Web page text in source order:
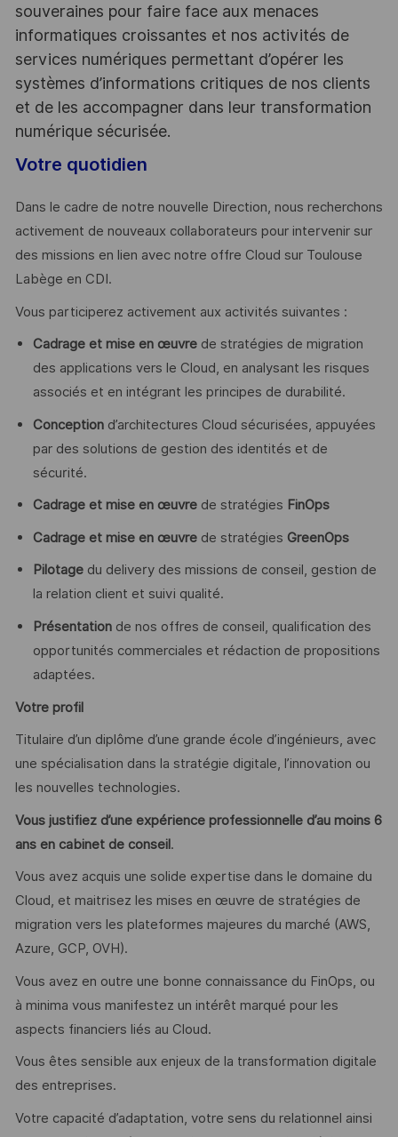
souveraines pour faire face aux menaces
informatiques croissantes et nos activités de
services numériques permettant d’opérer les
systèmes d’informations critiques de nos clients
et de les accompagner dans leur transformation
numérique sécurisée.
Votre quotidien
Dans le cadre de notre nouvelle Direction, nous recherchons
activement de nouveaux collaborateurs pour intervenir sur
des missions en lien avec notre offre Cloud sur Toulouse
Labège en CDI.
Vous participerez activement aux activités suivantes :
Cadrage et mise en œuvre de stratégies de migration
des applications vers le Cloud, en analysant les risques
associés et en intégrant les principes de durabilité.
Conception d’architectures Cloud sécurisées, appuyées
par des solutions de gestion des identités et de
sécurité.
Cadrage et mise en œuvrede stratégies FinOps
Cadrage et mise en œuvre de stratégies GreenOps
Pilotage du delivery des missions de conseil, gestion de
la relation client et suivi qualité.
Présentationde nos offres de conseil, qualification des
opportunités commerciales et rédaction de propositions
adaptées.
Votre profil
Titulaire d’un diplôme d’une grande école d’ingénieurs, avec
une spécialisation dans la stratégie digitale, l’innovation ou
les nouvelles technologies.
Vous justifiez d’une expérience professionnelle d’au moins 6
ans en cabinet de conseil.
Vous avez acquis une solide expertise dans le domaine du
Cloud, et maitrisez les mises en œuvre de stratégies de
migration vers les plateformes majeures du marché (AWS,
Azure, GCP, OVH).
Vous avez en outre une bonne connaissance du FinOps, ou
à minima vous manifestez un intérêt marqué pour les
aspects financiers liés au Cloud.
Vous êtes sensible aux enjeux de la transformation digitale
des entreprises.
Votre capacité d’adaptation, votre sens du relationnel ainsi